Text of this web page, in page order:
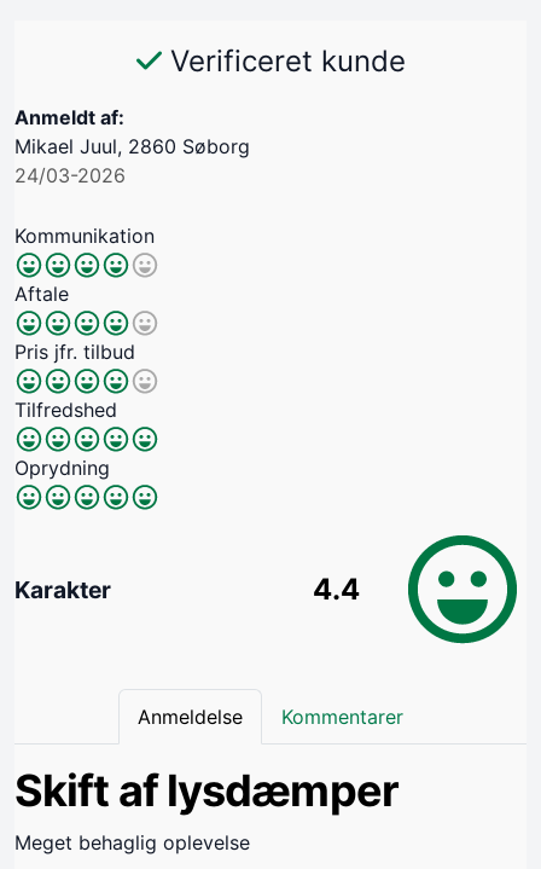
Verificeret kunde
Anmeldt af:
Mikael Juul, 2860 Søborg
24/03-2026
Kommunikation
Aftale
Pris jfr. tilbud
Tilfredshed
Oprydning
Karakter 4.4
Anmeldelse Kommentarer
Skift af lysdæmper
Meget behaglig oplevelse